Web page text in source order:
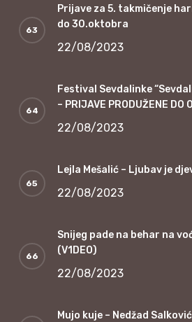
Prijave za 5. takmičenje
do 30.oktobra
22/08/2023
Festival Sevdalinke
– PRIJAVE PRODUŽENE
22/08/2023
Lejla Mešalić – Ljubav je
22/08/2023
Snijeg pade na behar na
(V1DEO)
22/08/2023
Mujo kuje – Nedžad Salković